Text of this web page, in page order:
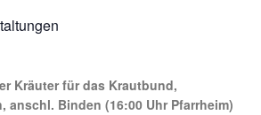
Kräuter für das Krautbund,
anschl. Binden (16:00 Uhr Pfarrheim)